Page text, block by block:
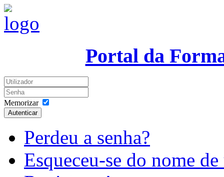
Portal da
Memorizar
Autenticar
Perdeu a senha?
Esqueceu-se do nome